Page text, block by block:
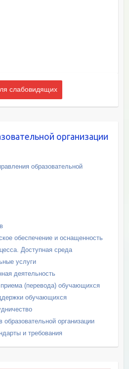
слабовидящих
организации
образовательной
обеспечение и оснащенность
Доступная среда
услуги
деятельность
(перевода) обучающихся
обучающихся
образовательной организации
и требования